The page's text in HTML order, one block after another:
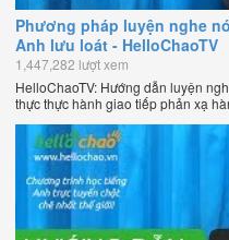
Phương pháp luyện nghe
Anh lưu loát - HelloChaoTV
1,447,282 lượt xem
HelloChaoTV: Hướng dẫn luyện
thực thực hành giao tiếp phản xạ
loát như người bản xứ của thầy
HelloChao.vn - Chương trình dạy
giới.